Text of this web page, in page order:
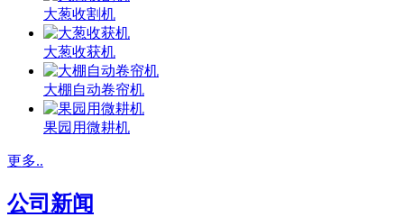
大葱收割机
大葱收获机
大棚自动卷帘机
果园用微耕机
更多..
公司新闻